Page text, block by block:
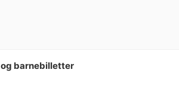
barnebilletter